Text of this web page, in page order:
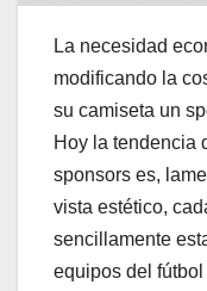
La necesidad
modificando la
su camiseta un
Hoy la tendencia
sponsors es,
vista estético,
sencillamente
equipos del